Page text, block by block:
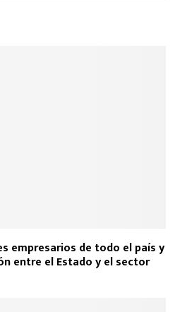
empresarios de todo el país y
entre el Estado y el sector